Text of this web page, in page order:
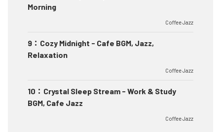
Morning
Coffee Jazz
9 ： Cozy Midnight - Cafe BGM, Jazz,
Relaxation
Coffee Jazz
10 ： Crystal Sleep Stream - Work & Study
BGM, Cafe Jazz
Coffee Jazz